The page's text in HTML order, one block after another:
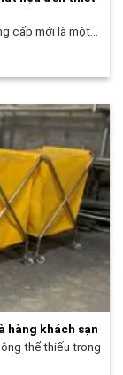
cấp mới là một...
hàng khách sạn
thể thiếu trong